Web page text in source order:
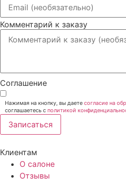
Комментарий к заказу
Соглашение
Нажимая на кнопку, вы даете согласие на
соглашаетесь c политикой
Записаться
Клиентам
О салоне
Отзывы